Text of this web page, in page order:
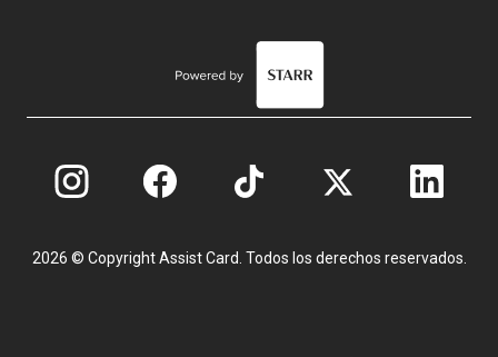
2026 © Copyright Assist Card. Todos los derechos reservados.